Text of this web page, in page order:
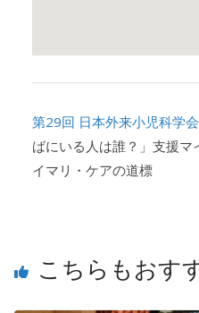
第29回 日本外来小児科学
ばにいる人は誰？」支援
イマリ・ケアの道標
こちらもおす